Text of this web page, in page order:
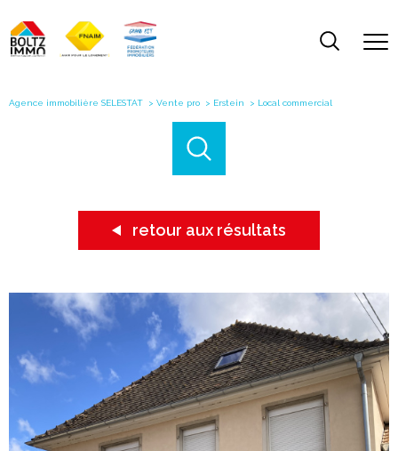
Agence immobilière SELESTAT Vente pro Erstein Local commercial
retour aux résultats